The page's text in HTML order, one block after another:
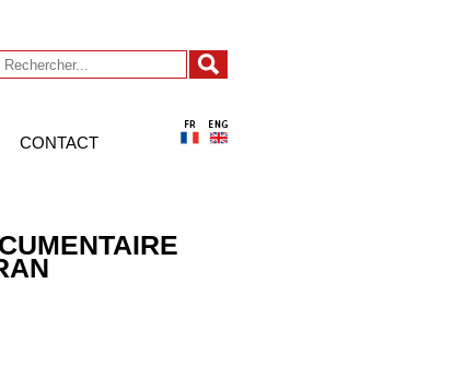
CONTACT